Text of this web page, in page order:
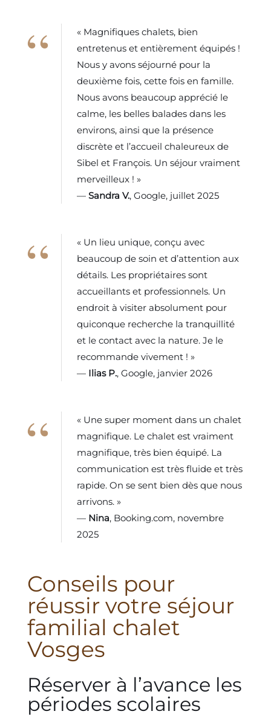
« Magnifiques chalets, bien
entretenus et entièrement équipés !
Nous y avons séjourné pour la
deuxième fois, cette fois en famille.
Nous avons beaucoup apprécié le
calme, les belles balades dans les
environs, ainsi que la présence
discrète et l’accueil chaleureux de
Sibel et François. Un séjour vraiment
merveilleux ! »
— Sandra V., Google, juillet 2025
« Un lieu unique, conçu avec
beaucoup de soin et d’attention aux
détails. Les propriétaires sont
accueillants et professionnels. Un
endroit à visiter absolument pour
quiconque recherche la tranquillité
et le contact avec la nature. Je le
recommande vivement ! »
— Ilias P., Google, janvier 2026
« Une super moment dans un chalet
magnifique. Le chalet est vraiment
magnifique, très bien équipé. La
communication est très fluide et très
rapide. On se sent bien dès que nous
arrivons. »
— Nina, Booking.com, novembre
2025
Conseils pour
réussir votre séjour
familial chalet
Vosges
Réserver à l’avance les
périodes scolaires